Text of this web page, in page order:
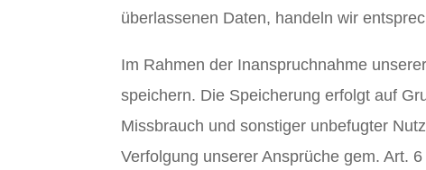
überlassenen Daten, handeln wir
Im Rahmen der Inanspruchnahme
speichern. Die Speicherung erfolgt auf
Missbrauch und sonstiger unbefugter
Verfolgung unserer Ansprüche gem. Art.